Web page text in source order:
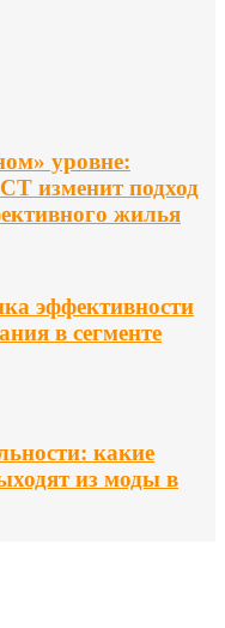
уровне:
изменит подход
жилья
эффективности
в сегменте
какие
из моды в